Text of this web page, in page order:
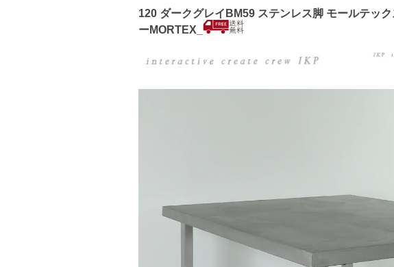
120 ダークグレイBM59 ステンレス脚 モールテッ
ーMORTEX_